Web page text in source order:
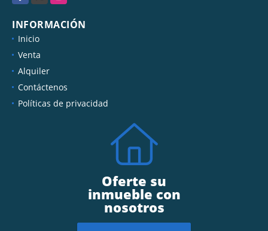
INFORMACIÓN
Inicio
Venta
Alquiler
Contáctenos
Políticas de privacidad
Oferte su
inmueble con
nosotros